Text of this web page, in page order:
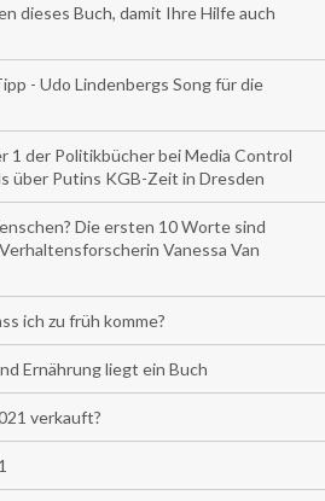
dieses Buch, damit Ihre Hilfe auch
- Udo Lindenbergs Song für die
1 der Politikbücher bei Media Control
über Putins KGB-Zeit in Dresden
Die ersten 10 Worte sind
Vanessa Van
ich zu früh komme?
Ernährung liegt ein Buch
verkauft?